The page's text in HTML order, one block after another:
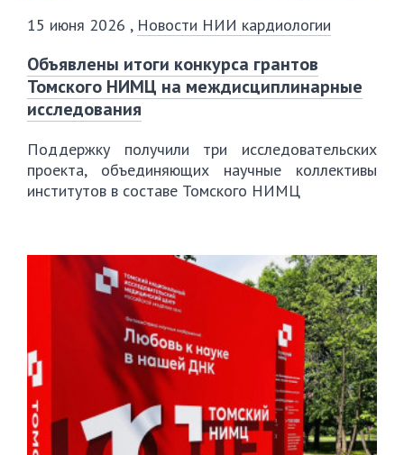
15 июня 2026 , Новости НИИ кардиологии
Объявлены итоги конкурса грантов
Томского НИМЦ на междисциплинарные
исследования
Поддержку получили три исследовательских
проекта, объединяющих научные коллективы
институтов в составе Томского НИМЦ